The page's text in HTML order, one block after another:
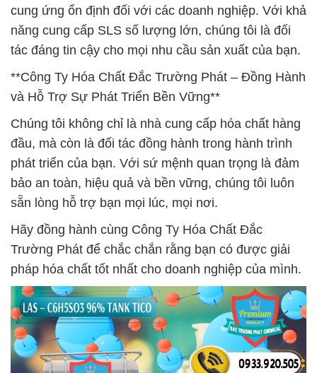
cung ứng ổn định đối với các doanh nghiệp. Với khả
năng cung cấp SLS số lượng lớn, chúng tôi là đối
tác đáng tin cậy cho mọi nhu cầu sản xuất của bạn.
**Công Ty Hóa Chất Đắc Trường Phát – Đồng Hành
và Hỗ Trợ Sự Phát Triển Bền Vững**
Chúng tôi không chỉ là nhà cung cấp hóa chất hàng
đầu, mà còn là đối tác đồng hành trong hành trình
phát triển của bạn. Với sứ mệnh quan trọng là đảm
bảo an toàn, hiệu quả và bền vững, chúng tôi luôn
sẵn lòng hỗ trợ bạn mọi lúc, mọi nơi.
Hãy đồng hành cùng Công Ty Hóa Chất Đắc
Trường Phát để chắc chắn rằng bạn có được giải
pháp hóa chất tốt nhất cho doanh nghiệp của mình.